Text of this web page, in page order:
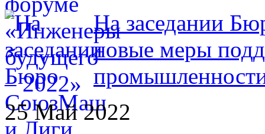
На заседании
новые меры
25 Май 2022